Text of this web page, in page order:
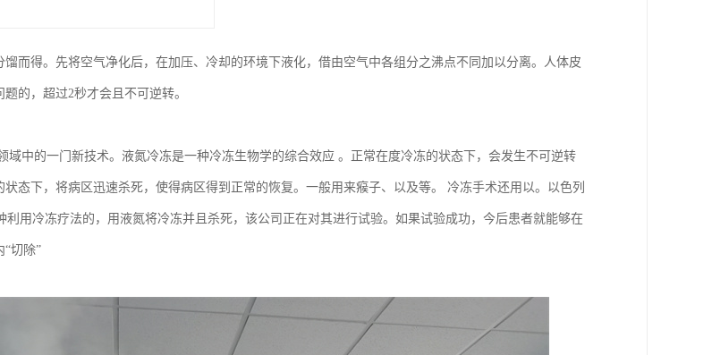
而得。先将空气净化后，在加压、冷却的环境下液化，借由空气中各组分之沸点不同加以分离。人体皮
的，超过2秒才会且不可逆转。
域中的一门新技术。液氮冷冻是一种冷冻生物学的综合效应 。正常在度冷冻的状态下，会发生不可逆转
态下，将病区迅速杀死，使得病区得到正常的恢复。一般用来瘊子、以及等。 冷冻手术还用以。以色列
利用冷冻疗法的，用液氮将冷冻并且杀死，该公司正在对其进行试验。如果试验成功，今后患者就能够在
“切除”